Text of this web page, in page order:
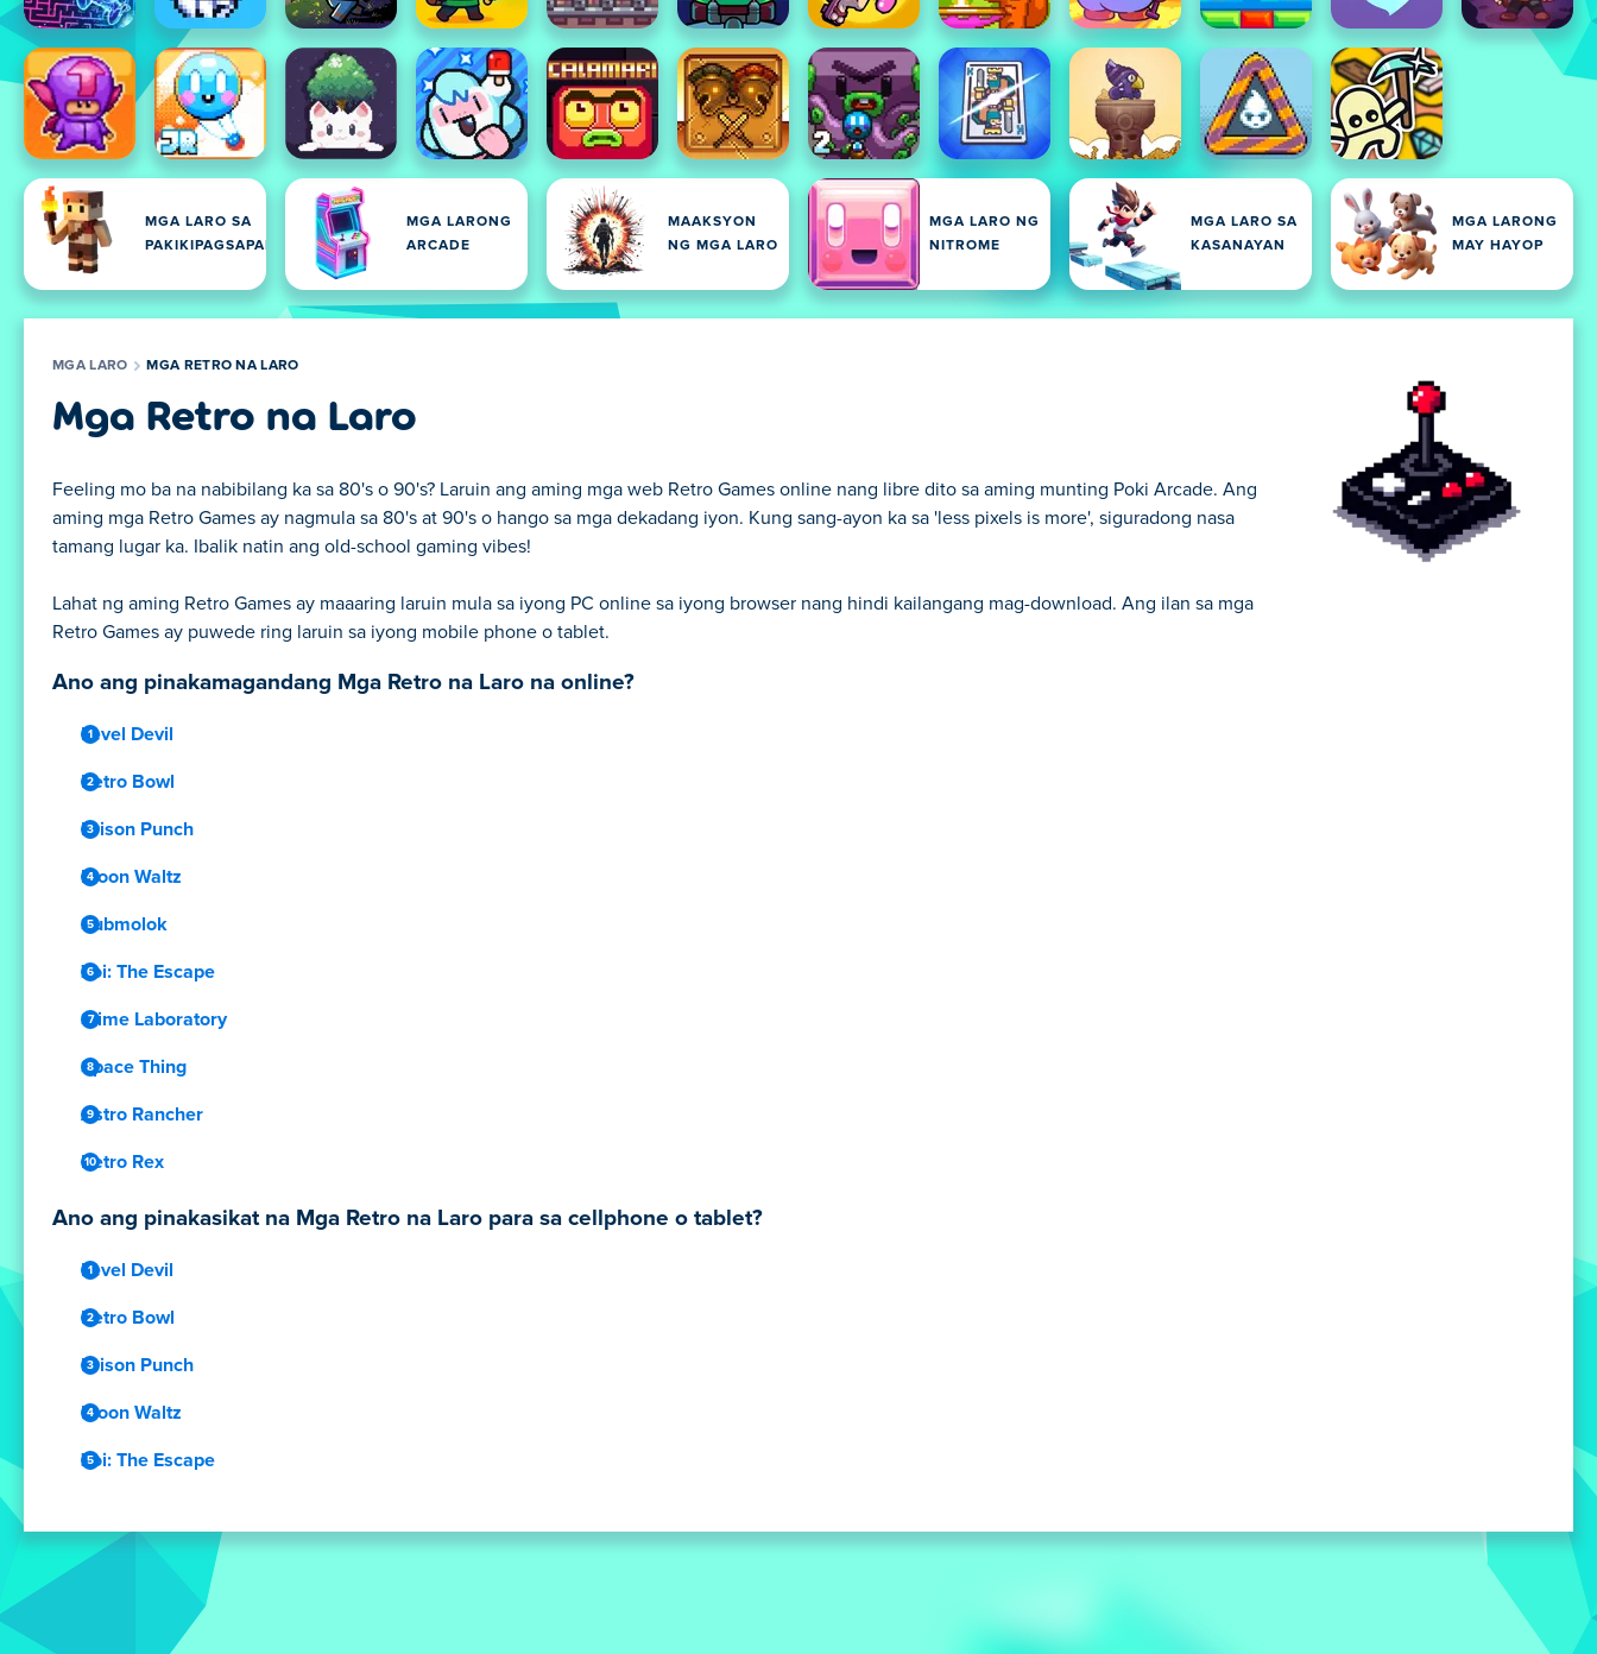
MGA LARO SA
PAKIKIPAGSAPALARAN
MGA LARONG
ARCADE
MAAKSYON
NG MGA LARO
MGA LARO NG
NITROME
MGA LARO SA
KASANAYAN
MGA LARONG
MAY HAYOP
MGA LARO MGA RETRO NA LARO
Mga Retro na Laro
Feeling mo ba na nabibilang ka sa 80's o 90's? Laruin ang aming mga web Retro Games online nang libre dito sa aming munting Poki Arcade. Ang
aming mga Retro Games ay nagmula sa 80's at 90's o hango sa mga dekadang iyon. Kung sang-ayon ka sa 'less pixels is more', siguradong nasa
tamang lugar ka. Ibalik natin ang old-school gaming vibes!
Lahat ng aming Retro Games ay maaaring laruin mula sa iyong PC online sa iyong browser nang hindi kailangang mag-download. Ang ilan sa mga
Retro Games ay puwede ring laruin sa iyong mobile phone o tablet.
Ano ang pinakamagandang Mga Retro na Laro na online?
Level Devil
Retro Bowl
Prison Punch
Moon Waltz
Submolok
Zoi: The Escape
Slime Laboratory
Space Thing
Astro Rancher
Retro Rex
Ano ang pinakasikat na Mga Retro na Laro para sa cellphone o tablet?
Level Devil
Retro Bowl
Prison Punch
Moon Waltz
Zoi: The Escape